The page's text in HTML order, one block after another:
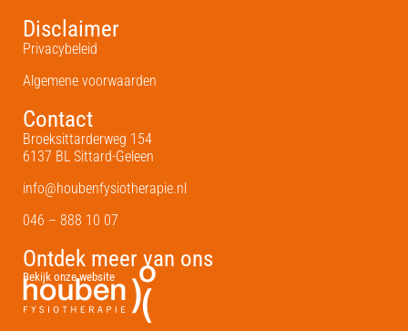
Disclaimer
Privacybeleid
Algemene voorwaarden
Contact
Broeksittarderweg 154
6137 BL Sittard-Geleen
info@houbenfysiotherapie.nl
046 – 888 10 07
Ontdek meer van ons
Bekijk onze website